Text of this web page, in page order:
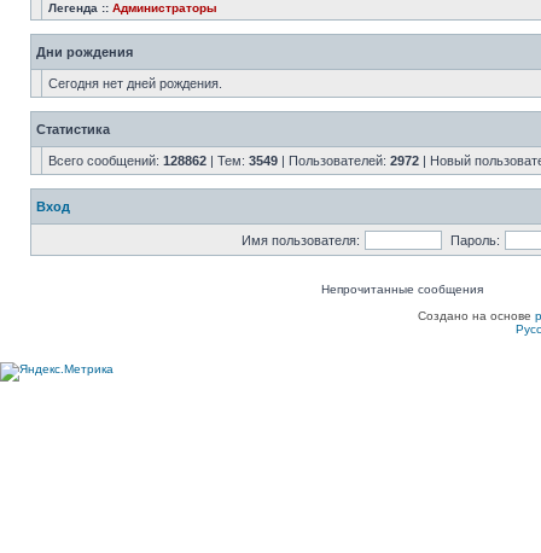
Легенда :: Администраторы
Дни рождения
Сегодня нет дней рождения.
Статистика
Всего сообщений: 128862 | Тем: 3549 | Пользователей: 2972 | Новый
Вход
Имя пользователя: Пароль:
Непрочитанные сообщения
Создано на основе